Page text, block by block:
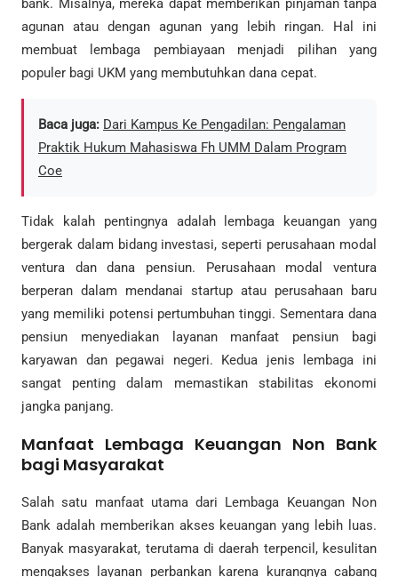
bank. Misalnya, mereka dapat memberikan pinjaman tanpa
agunan atau dengan agunan yang lebih ringan. Hal ini
membuat lembaga pembiayaan menjadi pilihan yang
populer bagi UKM yang membutuhkan dana cepat.
Baca juga: Dari Kampus Ke Pengadilan: Pengalaman
Praktik Hukum Mahasiswa Fh UMM Dalam Program
Coe
Tidak kalah pentingnya adalah lembaga keuangan yang
bergerak dalam bidang investasi, seperti perusahaan modal
ventura dan dana pensiun. Perusahaan modal ventura
berperan dalam mendanai startup atau perusahaan baru
yang memiliki potensi pertumbuhan tinggi. Sementara dana
pensiun menyediakan layanan manfaat pensiun bagi
karyawan dan pegawai negeri. Kedua jenis lembaga ini
sangat penting dalam memastikan stabilitas ekonomi
jangka panjang.
Manfaat Lembaga Keuangan Non Bank
bagi Masyarakat
Salah satu manfaat utama dari Lembaga Keuangan Non
Bank adalah memberikan akses keuangan yang lebih luas.
Banyak masyarakat, terutama di daerah terpencil, kesulitan
mengakses layanan perbankan karena kurangnya cabang